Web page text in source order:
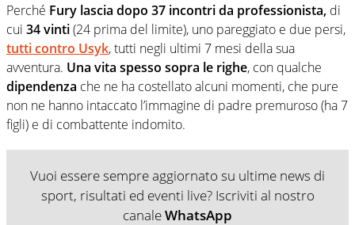
Perché Fury lascia dopo 37 incontri da professionista, di
cui 34 vinti(24 prima del limite), uno pareggiato e due persi,
tutti contro Usyk, tutti negli ultimi 7 mesi della sua
avventura. Una vita spesso sopra le righe, con qualche
dipendenza che ne ha costellato alcuni momenti, che pure
non ne hanno intaccato l’immagine di padre premuroso (ha 7
figli) e di combattente indomito.
Vuoi essere sempre aggiornato su ultime news di
sport, risultati ed eventi live? Iscriviti al nostro
canaleWhatsApp